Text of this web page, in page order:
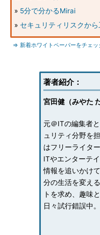
» 5分で分かるMirai
» セキュリティリスクか
⇒ 新着ホワイトペーパーをチェッ
著者紹介：
宮田健（みやた
元＠ITの編集者
ュリティ分野を
はフリーライター
ITやエンターテ
情報を追いかけ
分の生活を変え
トを求め、趣味
日々試行錯誤中。